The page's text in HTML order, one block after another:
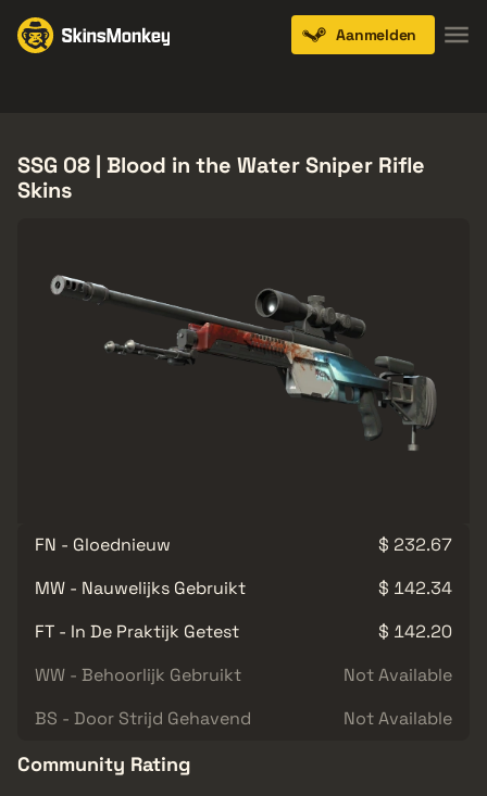
Aanmelden
SSG 08 | Blood in the Water Sniper Rifle
Skins
FN - Gloednieuw
$ 232.67
MW - Nauwelijks Gebruikt
$ 142.34
FT - In De Praktijk Getest
$ 142.20
WW - Behoorlijk Gebruikt
Not Available
BS - Door Strijd Gehavend
Not Available
Community Rating